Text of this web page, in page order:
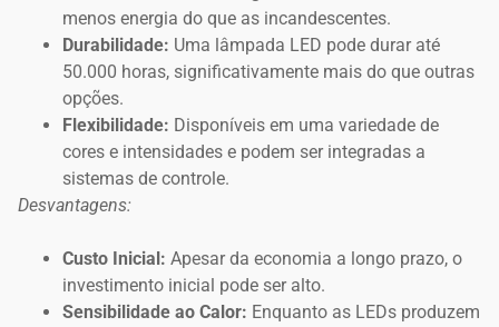
menos energia do que as incandescentes.
Durabilidade: Uma lâmpada LED pode durar até
50.000 horas, significativamente mais do que outras
opções.
Flexibilidade: Disponíveis em uma variedade de
cores e intensidades e podem ser integradas a
sistemas de controle.
Desvantagens:
Custo Inicial: Apesar da economia a longo prazo, o
investimento inicial pode ser alto.
Sensibilidade ao Calor: Enquanto as LEDs produzem